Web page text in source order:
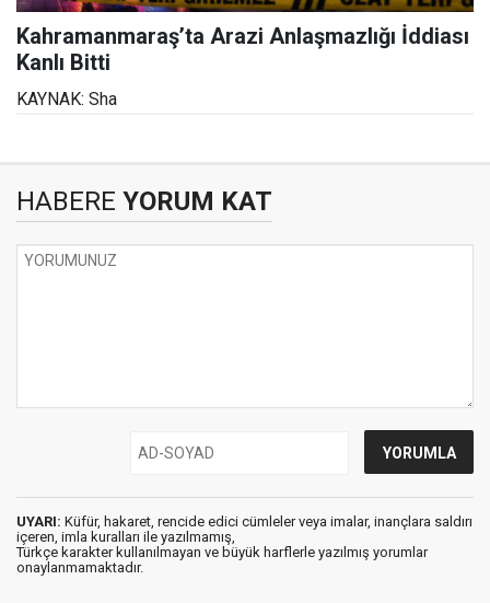
Kahramanmaraş’ta Arazi Anlaşmazlığı İddiası
Kanlı Bitti
KAYNAK: Sha
HABERE YORUM KAT
UYARI: Küfür, hakaret, rencide edici cümleler veya imalar, inançlara saldırı
içeren, imla kuralları ile yazılmamış,
Türkçe karakter kullanılmayan ve büyük harflerle yazılmış yorumlar
onaylanmamaktadır.